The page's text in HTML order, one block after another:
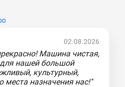
02.08.2026
Машина чистая,
нашей большой
культурный,
места назначения нас!"